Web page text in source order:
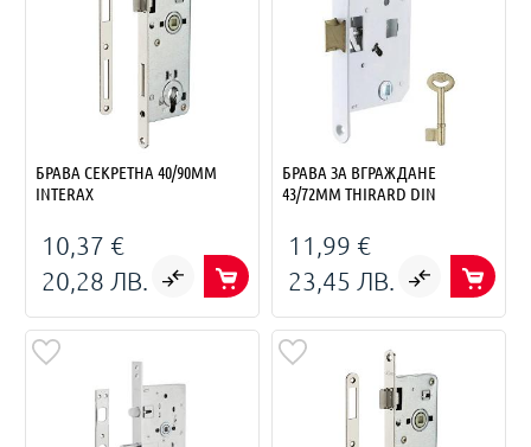
БРАВА СЕКРЕТНА 40/90ММ
INTERAX
10,37 €
20,28 ЛВ.
БРАВА ЗА ВГРАЖДАНЕ
43/72ММ THIRARD DIN
11,99 €
23,45 ЛВ.